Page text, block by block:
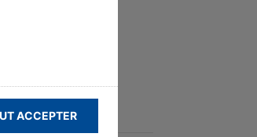
ACCEPTER
enfichable